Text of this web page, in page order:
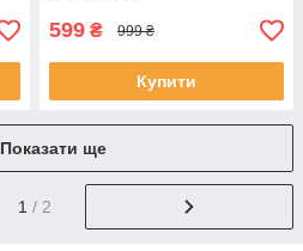
599 ₴ 999 ₴
Купити
Показати ще
1 / 2